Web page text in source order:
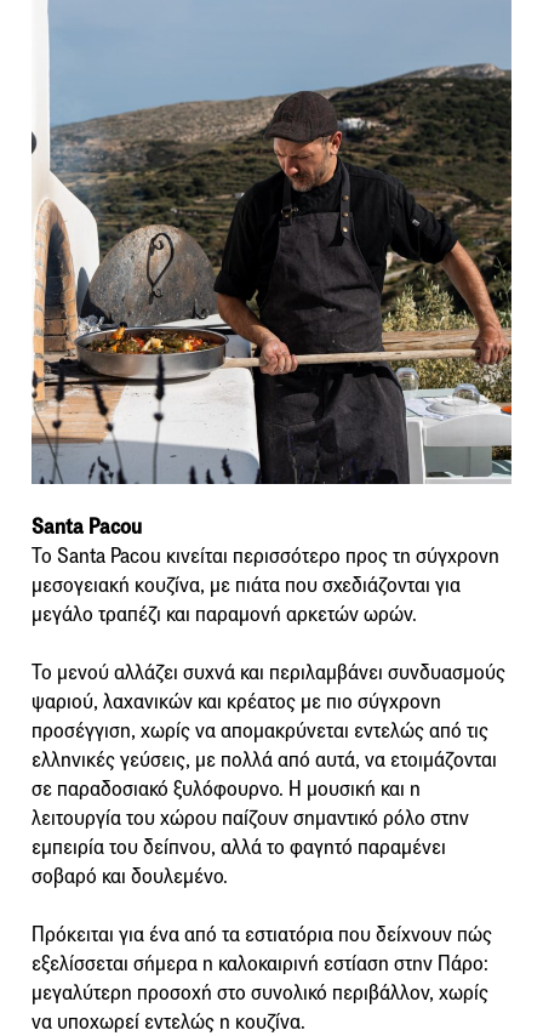
Santa Pacou
Το Santa Pacou κινείται περισσότερο προς τη σύγχρονη
μεσογειακή κουζίνα, με πιάτα που σχεδιάζονται για
μεγάλο τραπέζι και παραμονή αρκετών ωρών.
Το μενού αλλάζει συχνά και περιλαμβάνει συνδυασμούς
ψαριού, λαχανικών και κρέατος με πιο σύγχρονη
προσέγγιση, χωρίς να απομακρύνεται εντελώς από τις
ελληνικές γεύσεις, με πολλά από αυτά, να ετοιμάζονται
σε παραδοσιακό ξυλόφουρνο. Η μουσική και η
λειτουργία του χώρου παίζουν σημαντικό ρόλο στην
εμπειρία του δείπνου, αλλά το φαγητό παραμένει
σοβαρό και δουλεμένο.
Πρόκειται για ένα από τα εστιατόρια που δείχνουν πώς
εξελίσσεται σήμερα η καλοκαιρινή εστίαση στην Πάρο:
μεγαλύτερη προσοχή στο συνολικό περιβάλλον, χωρίς
να υποχωρεί εντελώς η κουζίνα.